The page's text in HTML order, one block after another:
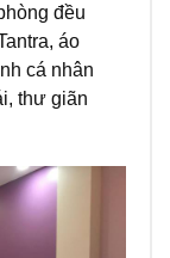
đều
áo
cá nhân
thư giãn